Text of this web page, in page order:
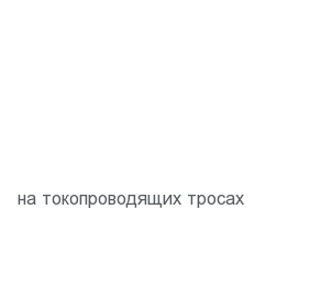
на токопроводящих тросах